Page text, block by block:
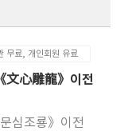
무료, 개인회원 유료
文心雕龍》이전
심조룡》이전